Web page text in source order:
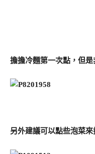
擔擔冷麵第一次點，但
另外建議可以點些泡菜